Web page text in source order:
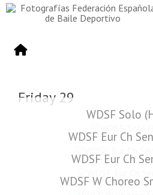
Friday 29
WDSF Solo
WDSF Eur Ch
WDSF Eur Ch
WDSF W Choreo